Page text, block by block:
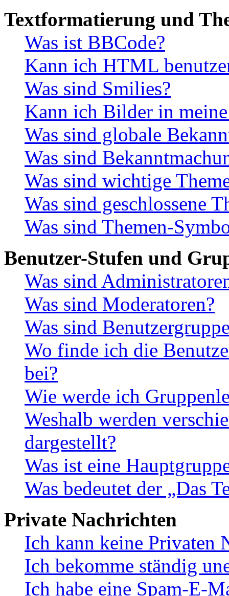
Textformatierung und
Was ist BBCode?
Kann ich HTML
Was sind Smilies?
Kann ich Bilder in
Was sind globale
Was sind
Was sind wichtige
Was sind geschlossene
Was sind Themen-
Benutzer-Stufen und
Was sind
Was sind Moderatoren?
Was sind
Wo finde ich die
bei?
Wie werde ich
Weshalb werden
dargestellt?
Was ist eine
Was bedeutet der „Das
Private Nachrichten
Ich kann keine Privaten
Ich bekomme ständig
Ich habe eine Spam-E-